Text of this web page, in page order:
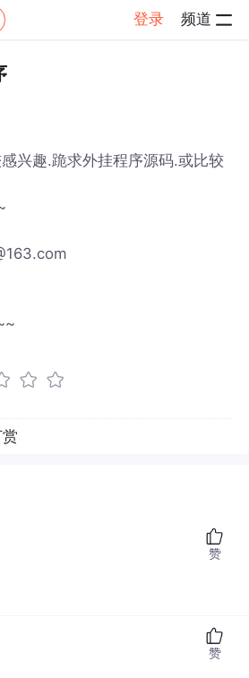
登录 频道
兴趣.跪求外挂程序源码.或比较
赞
赞